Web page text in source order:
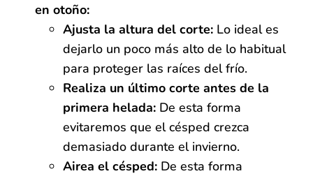
en otoño:
Ajusta la altura del corte: Lo ideal es
dejarlo un poco más alto de lo habitual
para proteger las raíces del frío.
Realiza un último corte antes de la
primera helada: De esta forma
evitaremos que el césped crezca
demasiado durante el invierno.
Airea el césped: De esta forma